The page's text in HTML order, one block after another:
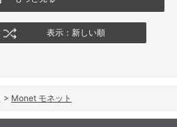
表示：新しい順
> Monet モネット